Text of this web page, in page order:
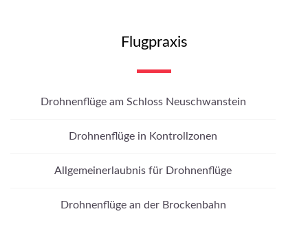
Flugpraxis
Drohnenflüge am Schloss Neuschwanstein
Drohnenflüge in Kontrollzonen
Allgemeinerlaubnis für Drohnenflüge
Drohnenflüge an der Brockenbahn